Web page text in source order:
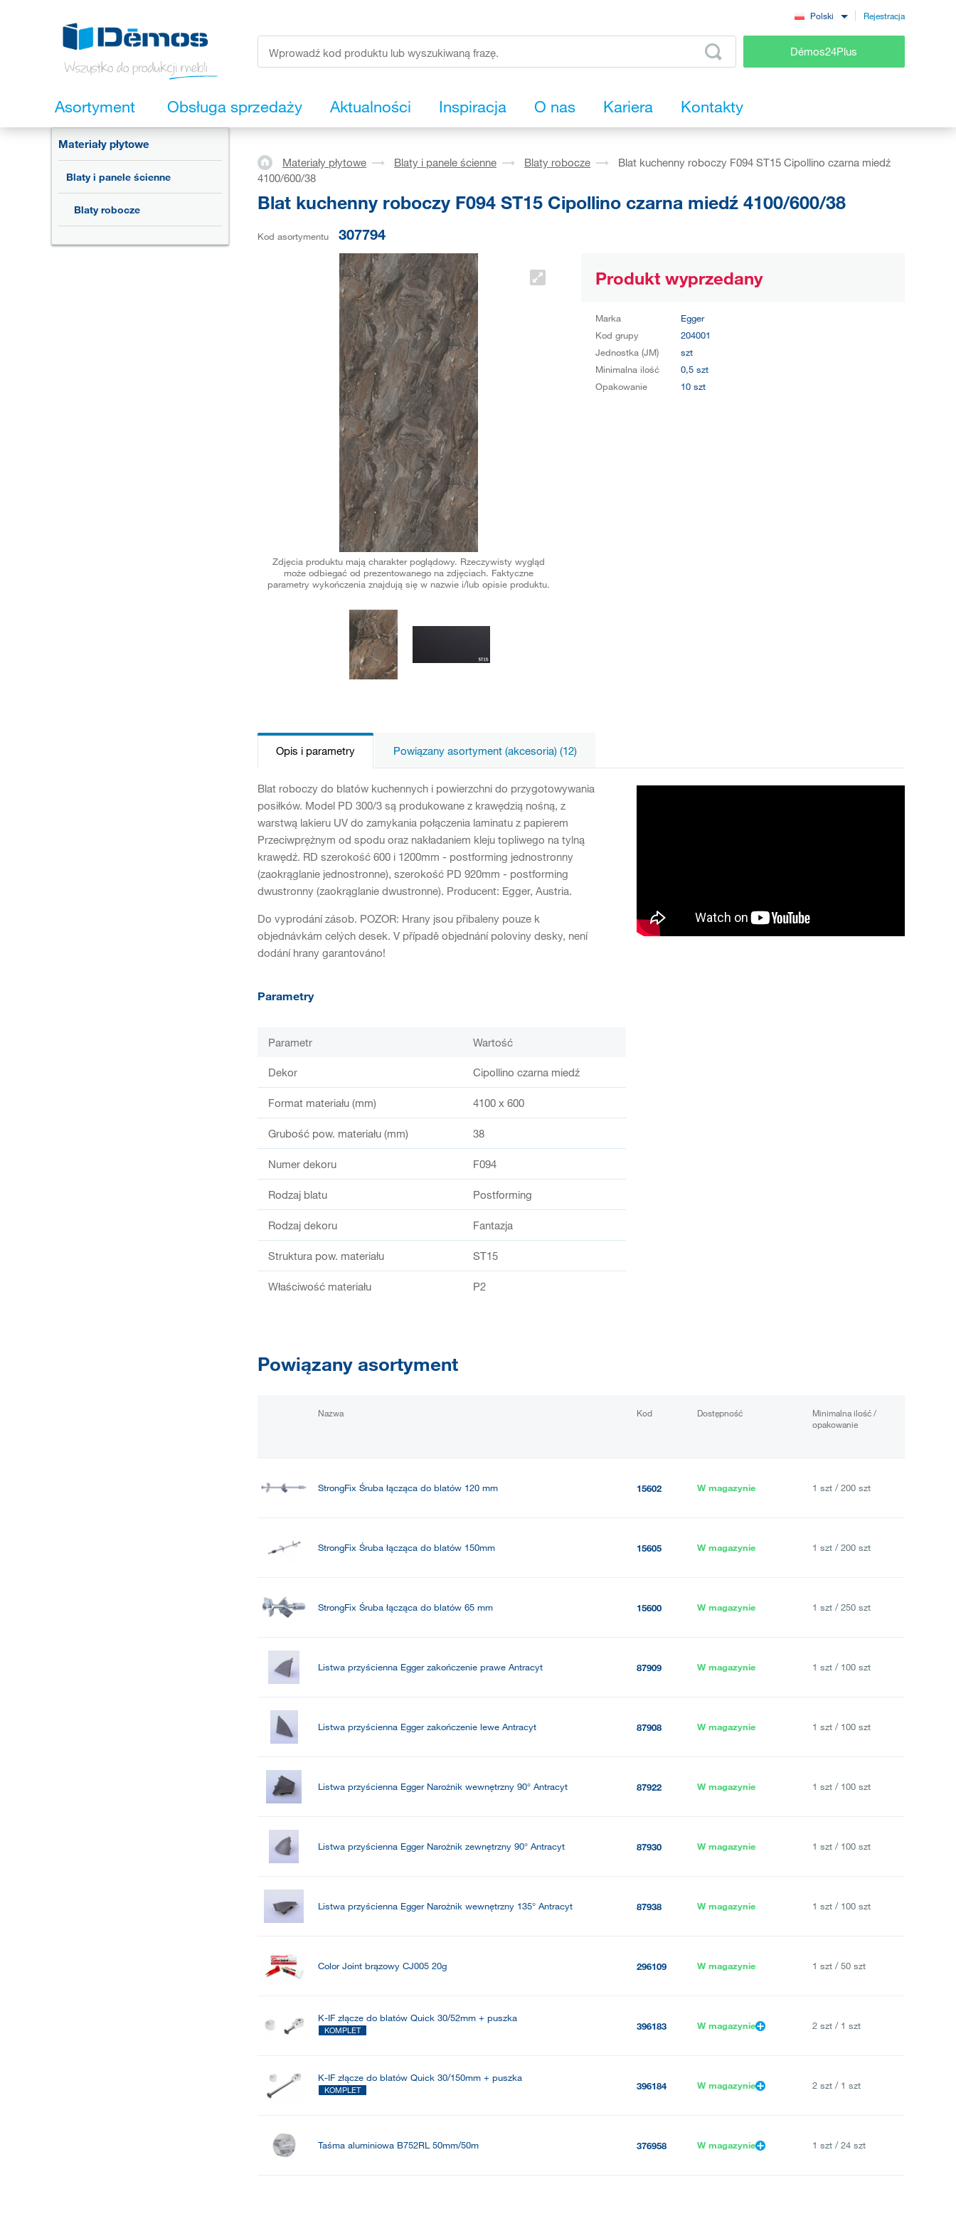
Polski Rejestracja
Démos24Plus
Asortyment Obsługa sprzedaży Aktualności Inspiracja O nas Kariera Kontakty
Materiały płytowe
Blaty i panele ścienne
Blaty robocze
Materiały płytowe Blaty i panele ścienne Blaty robocze
Blat kuchenny roboczy F094 ST15 Cipollino czarna miedź
4100/600/38
Blat kuchenny roboczy F094 ST15 Cipollino czarna miedź 4100/600/38
Kod asortymentu 307794
Zdjęcia produktu mają charakter poglądowy. Rzeczywisty wygląd
może odbiegać od prezentowanego na zdjęciach. Faktyczne
parametry wykończenia znajdują się w nazwie i/lub opisie produktu.
Produkt wyprzedany
Marka
Egger
Kod grupy
204001
Jednostka (JM)
szt
Minimalna ilość
0,5 szt
Opakowanie
10 szt
Opis i parametry Powiązany asortyment (akcesoria) (12)
Blat roboczy do blatów kuchennych i powierzchni do przygotowywania
posiłków. Model PD 300/3 są produkowane z krawędzią nośną, z
warstwą lakieru UV do zamykania połączenia laminatu z papierem
Przeciwprężnym od spodu oraz nakładaniem kleju topliwego na tylną
krawędź. RD szerokość 600 i 1200mm - postforming jednostronny
(zaokrąglanie jednostronne), szerokość PD 920mm - postforming
dwustronny (zaokrąglanie dwustronne). Producent: Egger, Austria.
Do vyprodání zásob. POZOR: Hrany jsou přibaleny pouze k
objednávkám celých desek. V případě objednání poloviny desky, není
dodání hrany garantováno!
Parametry
Parametr Wartość
Dekor Cipollino czarna miedź
Format materiału (mm) 4100 x 600
Grubość pow. materiału (mm) 38
Numer dekoru F094
Rodzaj blatu Postforming
Rodzaj dekoru Fantazja
Struktura pow. materiału ST15
Właściwość materiału P2
Powiązany asortyment
Nazwa Kod Dostępność
Minimalna ilość /
opakowanie
StrongFix Śruba łącząca do blatów 120 mm 15602 W magazynie 1 szt / 200 szt
StrongFix Śruba łącząca do blatów 150mm 15605 W magazynie 1 szt / 200 szt
StrongFix Śruba łącząca do blatów 65 mm 15600 W magazynie 1 szt / 250 szt
Listwa przyścienna Egger zakończenie prawe Antracyt 87909 W magazynie 1 szt / 100 szt
Listwa przyścienna Egger zakończenie lewe Antracyt 87908 W magazynie 1 szt / 100 szt
Listwa przyścienna Egger Narożnik wewnętrzny 90° Antracyt 87922 W magazynie 1 szt / 100 szt
Listwa przyścienna Egger Narożnik zewnętrzny 90° Antracyt 87930 W magazynie 1 szt / 100 szt
Listwa przyścienna Egger Narożnik wewnętrzny 135° Antracyt 87938 W magazynie 1 szt / 100 szt
Color Joint brązowy CJ005 20g 296109 W magazynie 1 szt / 50 szt
K-IF złącze do blatów Quick 30/52mm + puszka
KOMPLET 396183 W magazynie 2 szt / 1 szt
K-IF złącze do blatów Quick 30/150mm + puszka
KOMPLET 396184 W magazynie 2 szt / 1 szt
Taśma aluminiowa B752RL 50mm/50m 376958 W magazynie 1 szt / 24 szt